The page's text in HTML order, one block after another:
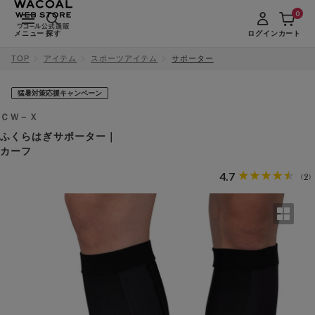
メニュー 探す ログインカート
0
TOP アイテム スポーツアイテム サポーター
猛暑対策応援キャンペーン
ＣＷ－Ｘ
ふくらはぎサポーター｜
カーフ
4.7 （ 9）